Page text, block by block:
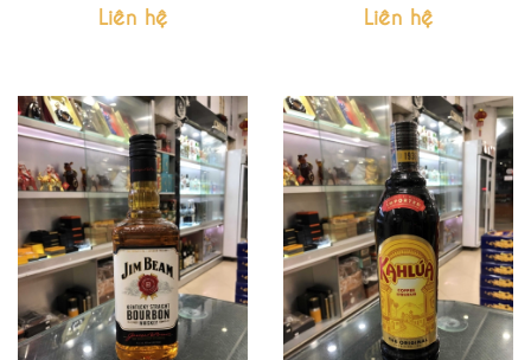
Liên hệ Liên hệ